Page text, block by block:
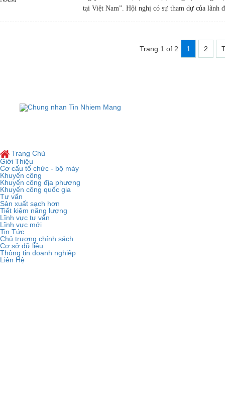
tại Việt Nam”. Hội nghị có sự tham dự của lãnh
Trang 1 of 2 1 2
Trang Chủ
Giới Thiệu
Cơ cấu tổ chức - bộ máy
Khuyến công
Khuyến công địa phương
Khuyến công quốc gia
Tư vấn
Sản xuất sạch hơn
Tiết kiệm năng lượng
Lĩnh vực tư vấn
Lĩnh vực mới
Tin Tức
Chủ trương chính sách
Cơ sở dữ liệu
Thông tin doanh nghiệp
Liên Hệ